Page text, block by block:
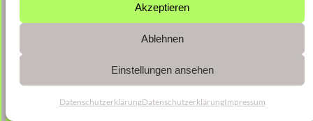
Akzeptieren
Ablehnen
Einstellungen ansehen
DatenschutzerklärungDatenschutzerklärungImpressum